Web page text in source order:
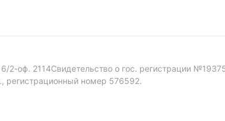
оф. 2114Свидетельство о гос. регистрации
регистрационный номер 576592.